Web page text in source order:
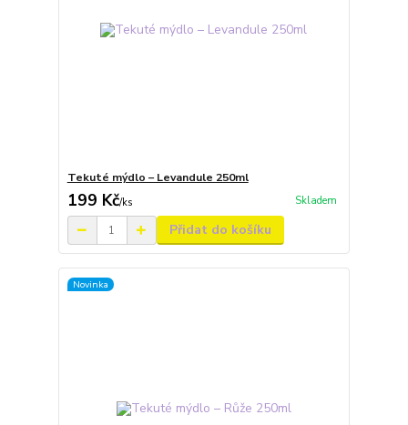
Tekuté mýdlo – Levandule 250ml
199 Kč/ks Skladem
Přidat do košíku
Novinka